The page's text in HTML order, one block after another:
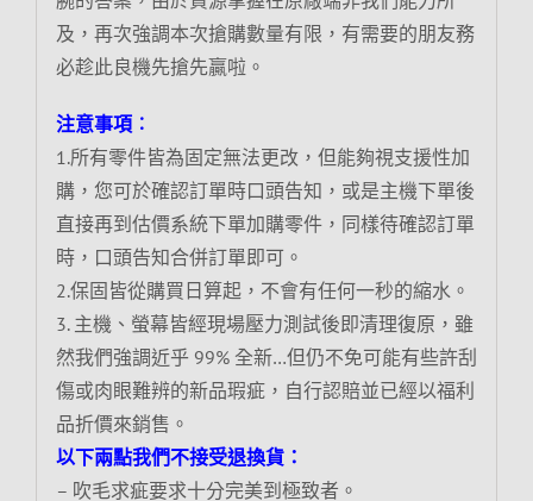
及，再次強調本次搶購數量有限，有需要的朋友務
必趁此良機先搶先贏啦。
注意事項︰
1.所有零件皆為固定無法更改，但能夠視支援性加
購，您可於確認訂單時口頭告知，或是主機下單後
直接再到估價系統下單加購零件，同樣待確認訂單
時，口頭告知合併訂單即可。
2.保固皆從購買日算起，不會有任何一秒的縮水。
3. 主機、螢幕皆經現場壓力測試後即清理復原，雖
然我們強調近乎 99% 全新…但仍不免可能有些許刮
傷或肉眼難辨的新品瑕疵，自行認賠並已經以福利
品折價來銷售。
以下兩點我們不接受退換貨：
– 吹毛求疵要求十分完美到極致者。